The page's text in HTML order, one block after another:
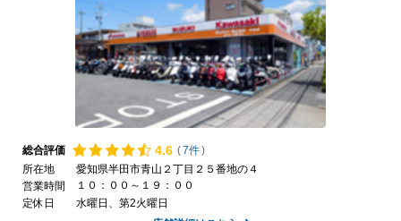
総合評価 4.6 (7件)
所在地
愛知県半田市青山２丁目２５番地の４
営業時間
１０：００～１９：００
定休日
水曜日、第2火曜日